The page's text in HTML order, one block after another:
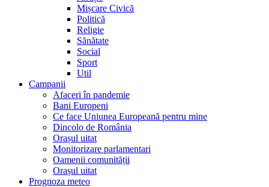
Mișcare Civică
Politică
Religie
Sănătate
Social
Sport
Util
Campanii
Afaceri în pandemie
Bani Europeni
Ce face Uniunea Europeană pentru mine
Dincolo de România
Orașul uitat
Monitorizare parlamentari
Oamenii comunității
Orașul uitat
Prognoza meteo